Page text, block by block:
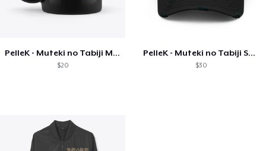
PelleK - Muteki no Tabiji Mug
$20
PelleK - Muteki no Tabiji Snapback
$30